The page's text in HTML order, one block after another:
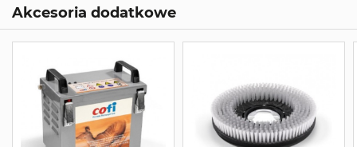
Akcesoria dodatkowe